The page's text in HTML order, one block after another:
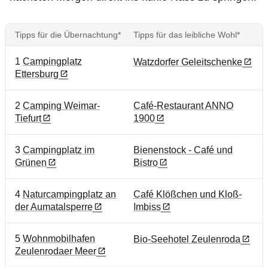
Tipps für die Übernachtung* Tipps für das leibliche Wohl*
1 Campingplatz
Ettersburg
Watzdorfer Geleitschenke
2 Camping Weimar-
Tiefurt
Café-Restaurant ANNO
1900
3 Campingplatz im
Grünen
Bienenstock - Café und
Bistro
4 Naturcampingplatz an
der Aumatalsperre
Café Klößchen und Kloß-
Imbiss
5 Wohnmobilhafen
Zeulenrodaer Meer
Bio-Seehotel Zeulenroda